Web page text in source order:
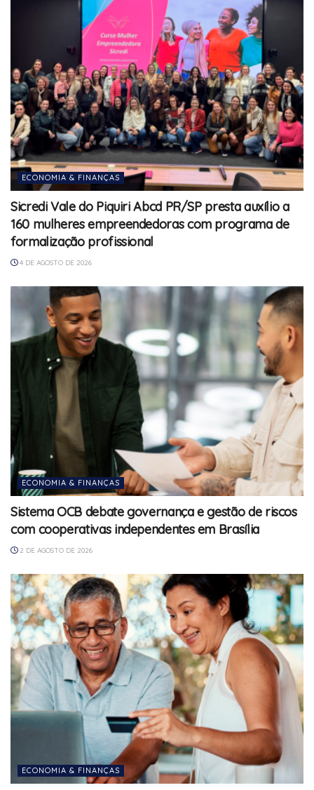
ECONOMIA & FINANÇAS
Sicredi Vale do Piquiri Abcd PR/SP presta auxílio a
160 mulheres empreendedoras com programa de
formalização profissional
4 DE AGOSTO DE 2026
ECONOMIA & FINANÇAS
Sistema OCB debate governança e gestão de riscos
com cooperativas independentes em Brasília
2 DE AGOSTO DE 2026
ECONOMIA & FINANÇAS